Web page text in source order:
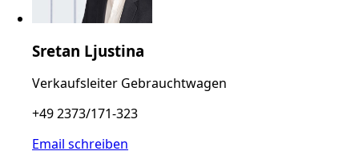
Sretan Ljustina
Verkaufsleiter Gebrauchtwagen
+49 2373/171-323
Email schreiben